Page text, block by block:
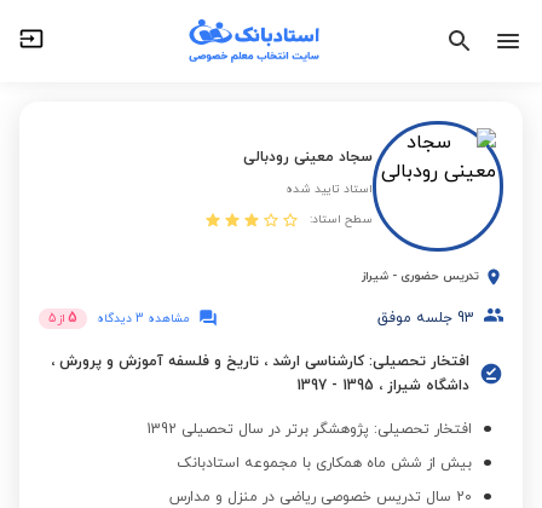
سجاد معینی رودبالی
استاد تایید شده
سطح استاد:
تدریس حضوری - شیراز
93 جلسه موفق مشاهده 3 دیدگاه 5 از 5
افتخار تحصیلی: کارشناسی ارشد ، تاریخ و فلسفه آموزش و پرورش ،
داشگاه شیراز ، 1395 - 1397
افتخار تحصیلی: پژوهشگر برتر در سال تحصیلی 1392
بیش از شش ماه همکاری با مجموعه استادبانک
20 سال تدریس خصوصی ریاضی در منزل و مدارس